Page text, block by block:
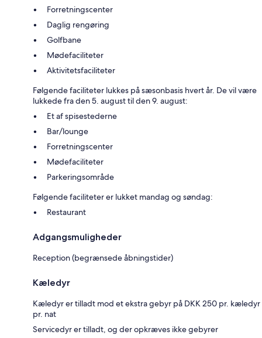
Forretningscenter
Daglig rengøring
Golfbane
Mødefaciliteter
Aktivitetsfaciliteter
Følgende faciliteter lukkes på sæsonbasis hvert år. De vil være
lukkede fra den 5. august til den 9. august:
Et af spisestederne
Bar/lounge
Forretningscenter
Mødefaciliteter
Parkeringsområde
Følgende faciliteter er lukket mandag og søndag:
Restaurant
Adgangsmuligheder
Reception (begrænsede åbningstider)
Kæledyr
Kæledyr er tilladt mod et ekstra gebyr på DKK 250 pr. kæledyr
pr. nat
Servicedyr er tilladt, og der opkræves ikke gebyrer